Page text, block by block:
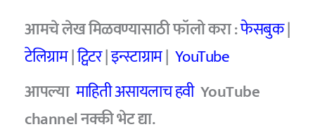
आमचे लेख मिळवण्यासाठी फॉलो करा :फेसबुक|
टेलिग्राम|ट्विटर|इन्स्टाग्राम| YouTube
आपल्यामाहिती असायलाच हवी YouTube
channel नक्की भेट द्या.